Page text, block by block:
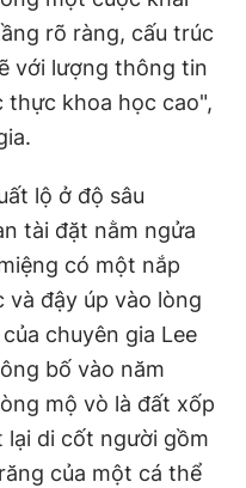
cấp ngày 24.3.2020
Thanh Niên. Cấm sao
sự chấp thuận bằng văn
rõ ràng, cấu trúc
với lượng thông tin
khoa học cao",
lộ ở độ sâu
tài đặt nằm ngửa
có một nắp
và đậy úp vào lòng
chuyên gia Lee
bố vào năm
mộ vò là đất xốp
lại di cốt người gồm
của một cá thể